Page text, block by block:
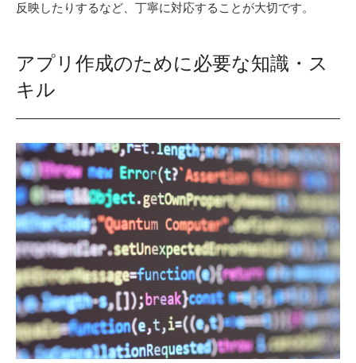
反映したりするなど、丁寧に対応することが大切です。
アプリ作成のために必要な知識・ス
キル